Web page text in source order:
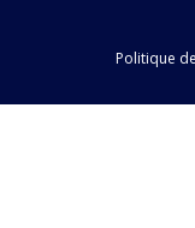
Politique